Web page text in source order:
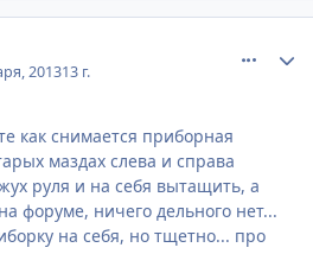
201313 г.
как снимается приборная
маздах слева и справа
руля и на себя вытащить, а
форуме, ничего дельного нет...
на себя, но тщетно... про